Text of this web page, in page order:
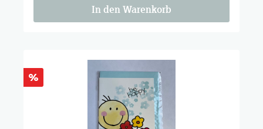
In den Warenkorb
%